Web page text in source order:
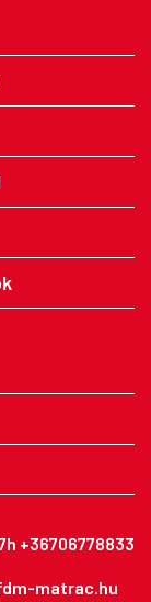
+36706778833
matrac.hu